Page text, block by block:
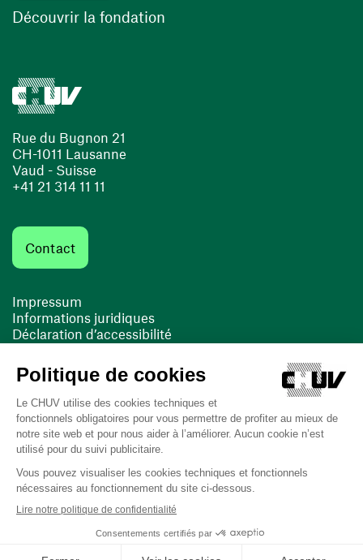
Rue du Bugnon 21
CH-1011 Lausanne
Vaud - Suisse
+41 21 314 11 11
Contact
Impressum
Informations juridiques
Déclaration d’accessibilité
Cookies
(opens in a new window)
(opens in a new window)
Last updated on 16/03/2026 at 11:00
Découvrir la fondation